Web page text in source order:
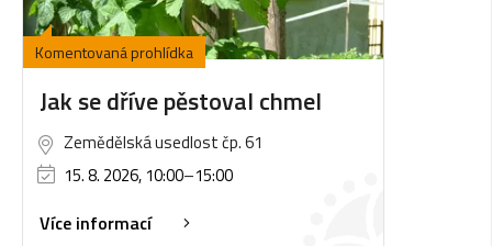
Komentovaná prohlídka
Jak se dříve pěstoval chmel
Zemědělská usedlost čp. 61
15. 8. 2026, 10:00–15:00
Více informací